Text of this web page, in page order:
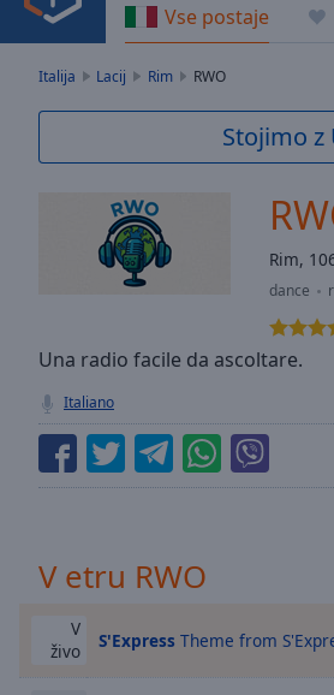
Backward
Skip
Current
Seek to
currently
behind
LIVE
Remaining
Time-
Playback
Chapters
Vse postaje
Italija Lacij Rim RWO
Stojimo
Rim,
dance
Una radio facile da ascoltare.
Italiano
V etru RWO
V
živo
S'Express Theme from